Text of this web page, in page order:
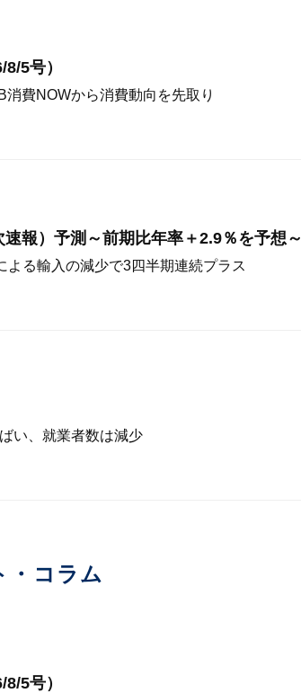
5号）
費NOWから消費動向を先取り
報）予測～前期比年率＋2.9％を予想～
よる輸入の減少で3四半期連続プラス
い、就業者数は減少
・コラム
5号）